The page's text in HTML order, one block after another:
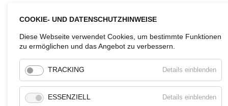
COOKIE- UND DATENSCHUTZHINWEISE
Diese Webseite verwendet Cookies, um bestimmte Funktionen
zu ermöglichen und das Angebot zu verbessern.
TRACKING Details einblendenfür
ESSENZIELL Details einblendenfür